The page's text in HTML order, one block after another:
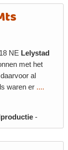
NE Lelystad
met het
al
waren er ....
-